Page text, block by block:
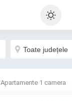
Apartamente 1 camera